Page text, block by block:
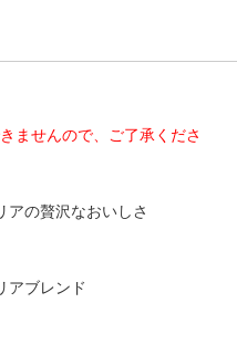
ませんので、ご了承くださ
アの贅沢なおいしさ
アブレンド